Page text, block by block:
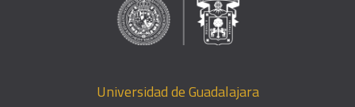
Universidad de Guadalajara